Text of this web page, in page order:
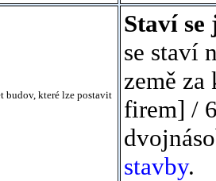
budov, které lze postavit
Staví se
se staví
země
firem] /
stavby.